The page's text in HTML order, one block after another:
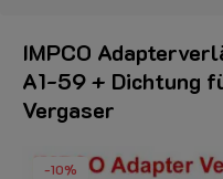
IMPCO
A1-59 + Dichtung
Vergaser
-10%